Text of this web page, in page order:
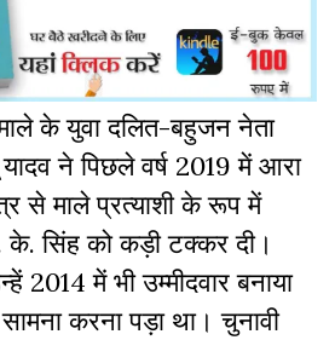
के युवा दलित-बहुजन नेता
ने पिछले वर्ष 2019 में आरा
से माले प्रत्याशी के रूप में
सिंह को कड़ी टक्कर दी।
में भी उम्मीदवार बनाया
करना पड़ा था। चुनावी